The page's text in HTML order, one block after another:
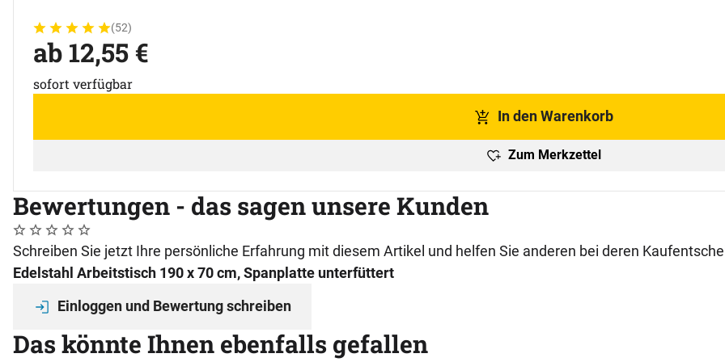
Bewertung: 5 von 5 (52 Bewertungen)
52 Bewertungen
(52)
ab:
ab 12,55 €
sofort verfügbar
In den Warenkorb
Zum Merkzettel
Bewertungen - das sagen unsere Kunden
Noch keine Bewertungen abgegeben
0 Bewertungen
Schreiben Sie jetzt Ihre persönliche Erfahrung mit diesem Artikel und helfen Sie anderen bei deren
Edelstahl Arbeitstisch 190 x 70 cm, Spanplatte unterfüttert
Einloggen und Bewertung schreiben
Das könnte Ihnen ebenfalls gefallen